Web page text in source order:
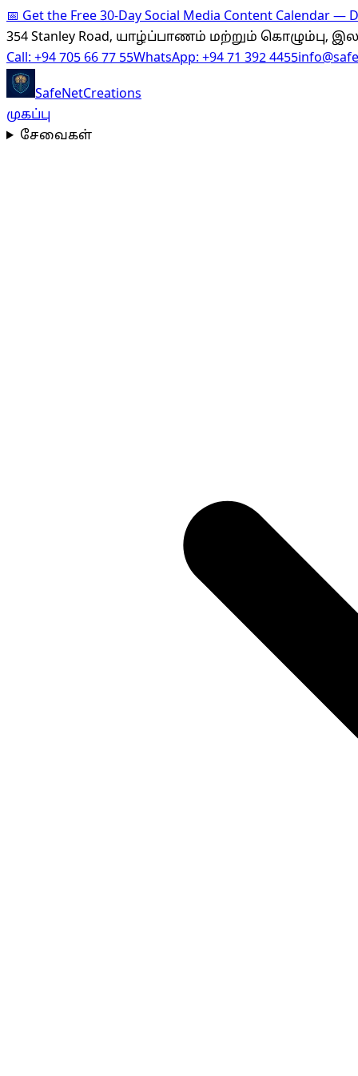
📅Get the Free 30-Day Social Media Content Calendar —
354 Stanley Road, யாழ்ப்பாணம் மற்றும் கொழும்பு,
Call:+94 705 66 77 55WhatsApp:+94 71 392 4455
SafeNetCreations
முகப்பு
சேவைகள்